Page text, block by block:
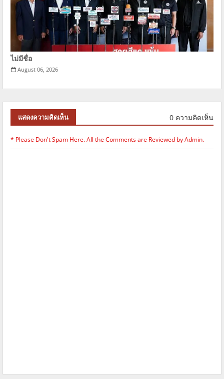
ไม่มีชื่อ
August 06, 2026
แสดงความคิดเห็น 0 ความคิดเห็น
* Please Don't Spam Here. All the Comments are Reviewed by Admin.